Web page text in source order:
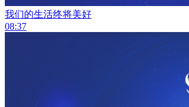
我们的生活终将美好
08:37